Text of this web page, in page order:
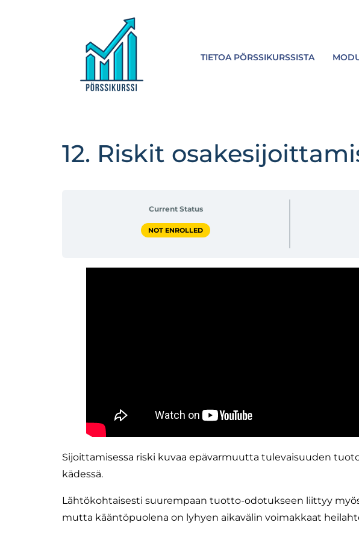
TIETOA PÖRSSIKURSSISTA
12. Riskit
Current Status
NOT ENROLLED
Sijoittamisessa riski kuvaa epävarmuutta tulevaisuuden
kädessä.
Lähtökohtaisesti suurempaan tuotto-odotukseen liittyy
mutta kääntöpuolena on lyhyen aikavälin voimakkaat